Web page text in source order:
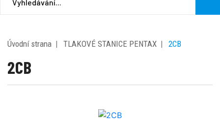
Úvodní strana TLAKOVÉ STANICE PENTAX 2CB
2CB